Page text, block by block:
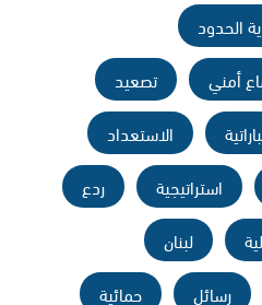
الحدود
أمني
تصعيد
الاستعداد
استراتيجية
ردع
لبنان
رسائل حمائية